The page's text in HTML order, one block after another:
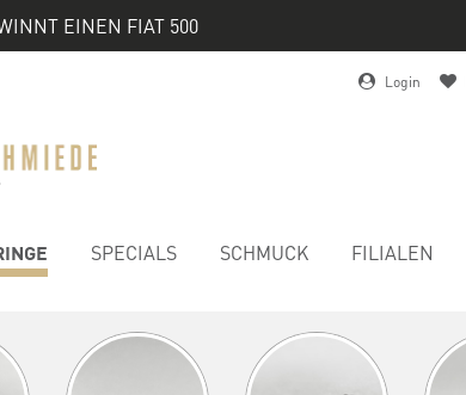
EINEN FIAT 500
Login
SPECIALS SCHMUCK FILIALEN